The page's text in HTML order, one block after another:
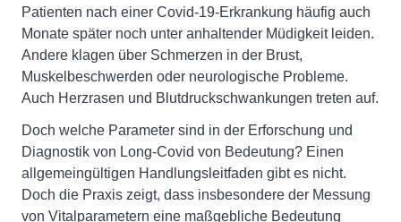
Patienten nach einer Covid-19-Erkrankung häufig auch
Monate später noch unter anhaltender Müdigkeit leiden.
Andere klagen über Schmerzen in der Brust,
Muskelbeschwerden oder neurologische Probleme.
Auch Herzrasen und Blutdruckschwankungen treten auf.
Doch welche Parameter sind in der Erforschung und
Diagnostik von Long-Covid von Bedeutung? Einen
allgemeingültigen Handlungsleitfaden gibt es nicht.
Doch die Praxis zeigt, dass insbesondere der Messung
von Vitalparametern eine maßgebliche Bedeutung